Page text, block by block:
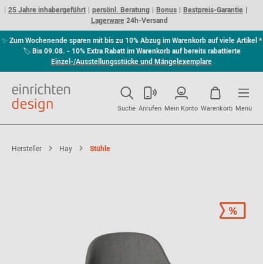
25 Jahre inhabergeführt persönl. Beratung Bonus
Bestpreis-Garantie
Lagerware24h-Versand
✨ Zum Wochenende sparen mit bis zu 10% Abzug im Warenkorb auf viele Artikel *
🏷Bis 09.08. - 10% Extra Rabatt im Warenkorb auf bereits rabattierte
Einzel-/Ausstellungsstücke und Mängelexemplare
Suche Anrufen Mein Konto Warenkorb Menü
Hersteller Hay Stühle